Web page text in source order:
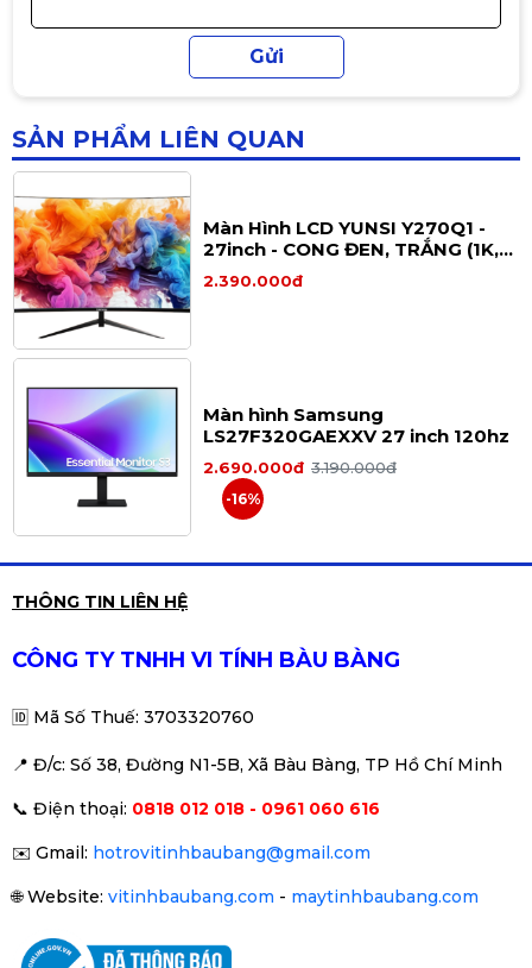
Hỗ trợ treo tường VESA 100 × 100
PC Gaming (FPS, eSports)
Streaming – giải trí
Văn phòng – học tập
Setup PC gaming hiệu năng cao 🎮💻
SẢN PHẨM LIÊN QUAN
Màn hình VSP IP2702S | IPS, 1ms,
120Hz, TUV bảo vệ mắt
2.190.000đ
Màn Hình LCD YUNSI Y270Q1 -
27inch - CONG ĐEN, TRẮNG (1K,
120Hz,)
2.390.000đ
Màn hình Samsung
LS27F320GAEXXV 27 inch 120hz
2.690.000đ 3.190.000đ
-16%
180Hz, 0.5ms
3.890.000đ 4.990.000đ
IP2702S FHD IPS 75Hz Gaming
THÔNG TIN LIÊN HỆ
CÔNG TY TNHH VI TÍNH BÀU BÀNG
🆔 Mã Số Thuế: 3703320760
📍 Đ/c: Số 38, Đường N1-5B, Xã Bàu Bàng, TP Hồ Chí Minh
📞 Điện thoại: 0818 012 018 - 0961 060 616
✉️ Gmail: hotrovitinhbaubang@gmail.com
🌐Website: vitinhbaubang.com - maytinhbaubang.com